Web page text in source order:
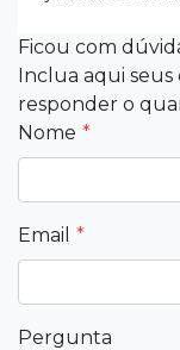
Rosangela Araujo
Pode utilizar as
tomar o
perfeitas para te
tomar sem
Ficou com
Inclua aqui seus
responder o
Nome
Email
Pergunta